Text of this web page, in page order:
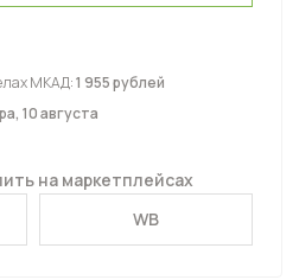
МКАД:1 955 рублей
10 августа
на маркетплейсах
WB